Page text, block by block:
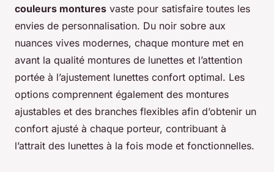
couleurs montures vaste pour satisfaire toutes les
envies de personnalisation. Du noir sobre aux
nuances vives modernes, chaque monture met en
avant la qualité montures de lunettes et l’attention
portée à l’ajustement lunettes confort optimal. Les
options comprennent également des montures
ajustables et des branches flexibles afin d’obtenir un
confort ajusté à chaque porteur, contribuant à
l’attrait des lunettes à la fois mode et fonctionnelles.